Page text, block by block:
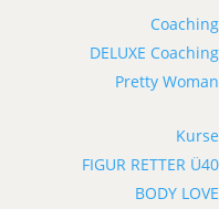
Coaching
DELUXE Coaching
Pretty Woman
Kurse
FIGUR RETTER Ü40
BODY LOVE